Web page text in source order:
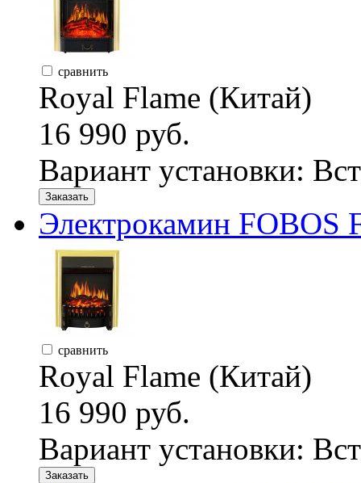
сравнить
Royal Flame (Китай)
16 990 руб.
Вариант установки:
Заказать
Электрокамин FOBOS
сравнить
Royal Flame (Китай)
16 990 руб.
Вариант установки:
Заказать